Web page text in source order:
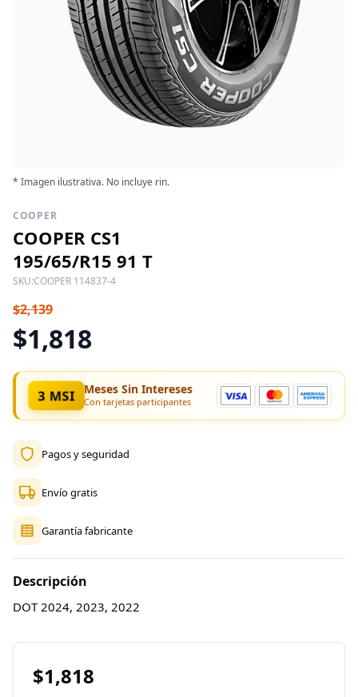
* Imagen ilustrativa. No incluye rin.
COOPER
COOPER CS1
195/65/R15 91 T
SKU:COOPER 114837-4
$2,139
$1,818
3 MSI Meses Sin Intereses
Con tarjetas participantes
Pagos y seguridad
Envío gratis
Garantía fabricante
Descripción
DOT 2024, 2023, 2022
$1,818